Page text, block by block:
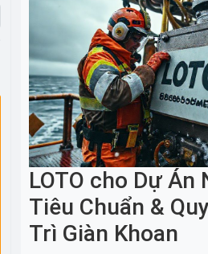
LOTO cho Dự Án
Tiêu Chuẩn &
Trì Giàn Khoan